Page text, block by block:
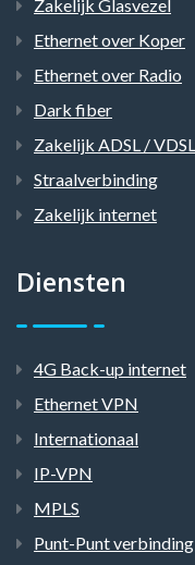
Zakelijk Glasvezel
Ethernet over Koper
Ethernet over Radio
Dark fiber
Zakelijk ADSL / VDSL
Straalverbinding
Zakelijk internet
Diensten
4G Back-up internet
Ethernet VPN
Internationaal
IP-VPN
MPLS
Punt-Punt verbinding